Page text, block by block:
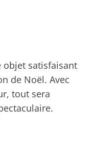
objet satisfaisant
de Noël. Avec
tout sera